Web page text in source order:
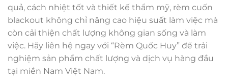
quả, cách nhiệt tốt và thiết kế thẩm mỹ, rèm cuốn
blackout không chỉ nâng cao hiệu suất làm việc mà
còn cải thiện chất lượng không gian sống và làm
việc. Hãy liên hệ ngay với “Rèm Quốc Huy” để trải
nghiệm sản phẩm chất lượng và dịch vụ hàng đầu
tại miền Nam Việt Nam.